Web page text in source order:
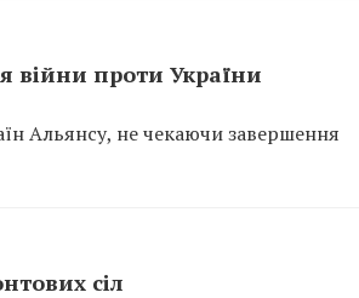
війни проти України
Альянсу, не чекаючи завершення
сіл